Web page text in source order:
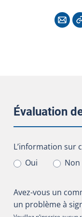
Évaluation
L’information sur
L’information sur
Oui
Non
Avez-vous un
un problème à